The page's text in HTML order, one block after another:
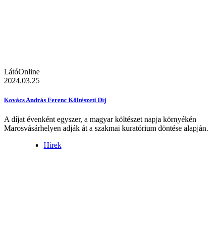
LátóOnline
2024.03.25
Kovács András Ferenc Költészeti Díj
A díjat évenként egyszer, a magyar költészet napja környékén
Marosvásárhelyen adják át a szakmai kuratórium döntése alapján.
Hírek